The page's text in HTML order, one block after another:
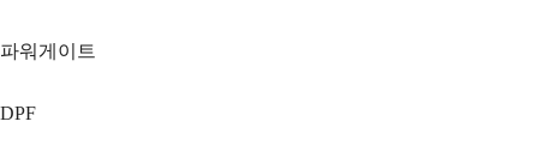
파워게이트
DPF